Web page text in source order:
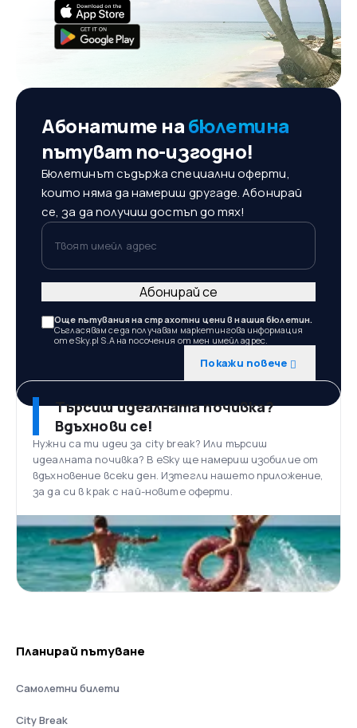
Абонатите набюлетина
пътуват по-изгодно!
Бюлетинът съдържа специални оферти,
които няма да намериш другаде. Абонирай
се, за да получиш достъп до тях!
Твоят имейл адрес
Още пътувания на страхотни цени в нашия бюлетин.
Съгласявам се да получавам маркетингова информация
от eSky.pl S.A на посочения от мен имейл адрес.
Покажи повече
Абонирай се
Търсиш идеалната почивка?
Вдъхнови се!
Нужни са ти идеи за city break? Или търсиш
идеалната почивка? В eSky ще намериш изобилие от
вдъхновение всеки ден. Изтегли нашето приложение,
за да си в крак с най-новите оферти.
Планирай пътуване
Самолетни билети
City Break